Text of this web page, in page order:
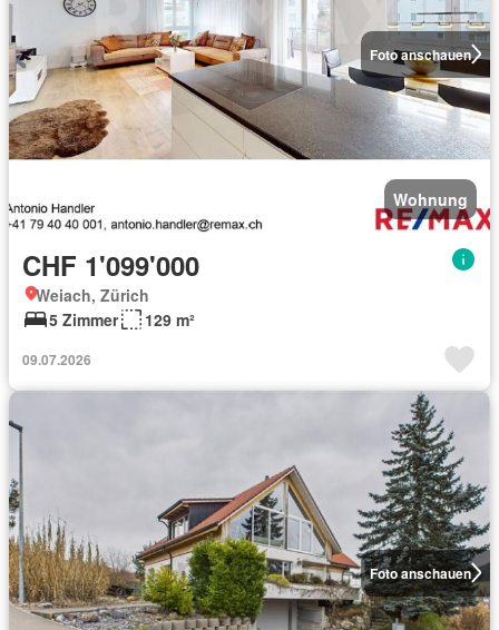
Foto anschauen
Wohnung
CHF 1'099'000
Weiach, Zürich
5 Zimmer
129 m²
09.07.2026
Foto anschauen